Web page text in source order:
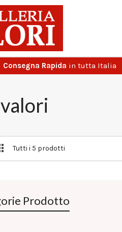
Consegna Rapida in tutta Italia
Tutti i 5 prodotti
Prodotto